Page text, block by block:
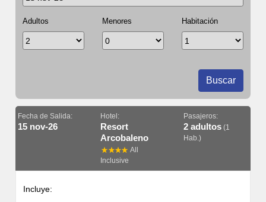
Adultos Menores Habitación
Buscar
Fecha de Salida:
15 nov-26
Hotel:
Resort
Arcobaleno
All
Inclusive
Pasajeros:
2 adultos(1
Hab.)
Incluye: